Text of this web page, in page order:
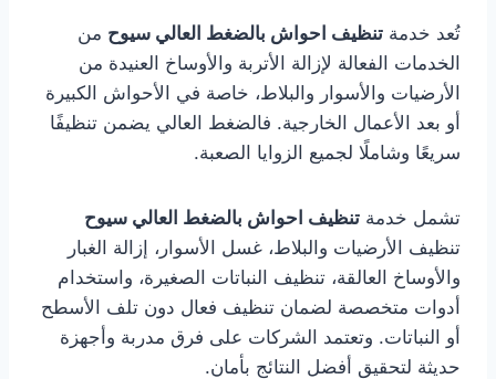
تُعد خدمة تنظيف احواش بالضغط العالي سيوح من
الخدمات الفعالة لإزالة الأتربة والأوساخ العنيدة من
الأرضيات والأسوار والبلاط، خاصة في الأحواش الكبيرة
أو بعد الأعمال الخارجية. فالضغط العالي يضمن تنظيفًا
سريعًا وشاملًا لجميع الزوايا الصعبة.
تشمل خدمة تنظيف احواش بالضغط العالي سيوح
تنظيف الأرضيات والبلاط، غسل الأسوار، إزالة الغبار
والأوساخ العالقة، تنظيف النباتات الصغيرة، واستخدام
أدوات متخصصة لضمان تنظيف فعال دون تلف الأسطح
أو النباتات. وتعتمد الشركات على فرق مدربة وأجهزة
حديثة لتحقيق أفضل النتائج بأمان.